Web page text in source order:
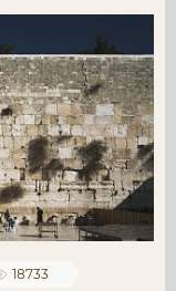
18733